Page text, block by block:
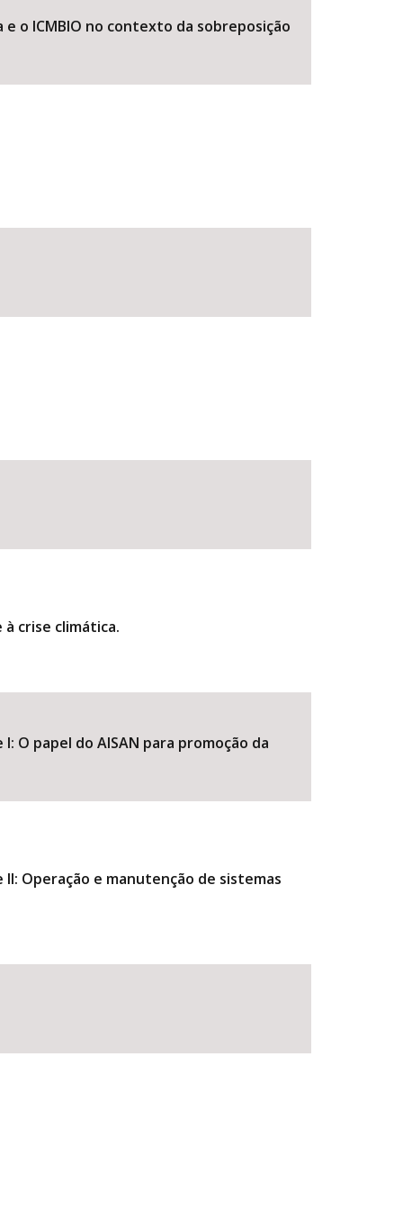
o ICMBIO no contexto da sobreposição
crise climática.
O papel do AISAN para promoção da
Operação e manutenção de sistemas